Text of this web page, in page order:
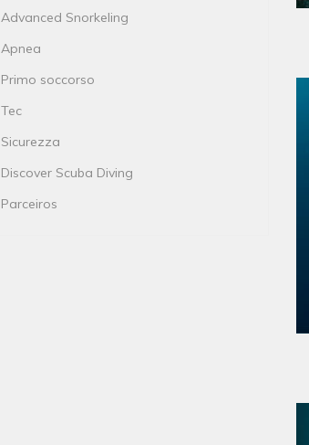
Advanced Snorkeling
Apnea
Primo soccorso
Tec
Sicurezza
Discover Scuba Diving
Parceiros